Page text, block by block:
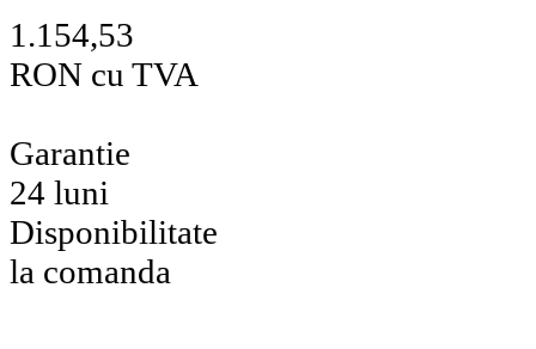
1.154,53
RON cu TVA
Garantie
24 luni
Disponibilitate
la comanda